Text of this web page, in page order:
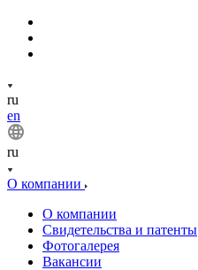
ru
en
ru
О компании
О компании
Свидетельства и патенты
Фотогалерея
Вакансии